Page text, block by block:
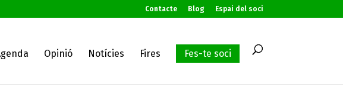
Contacte Blog Espai del soci
Opinió Notícies Fires Fes-te soci